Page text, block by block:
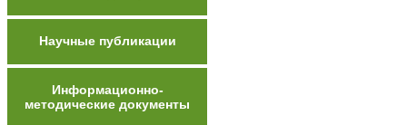
Научные публикации
Информационно-
методические документы